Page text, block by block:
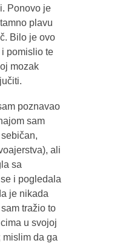
Ponovo je
plavu
Bilo je ovo
pomislio te
mozak
poznavao
sam
ali
sa
i pogledala
je nikada
tražio to
u svojoj
mislim da ga